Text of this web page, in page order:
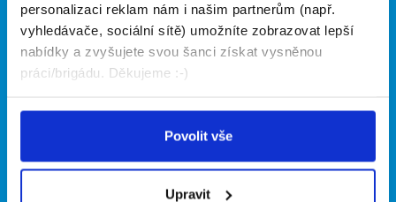
personalizaci reklam nám i našim partnerům (např.
vyhledávače, sociální sítě) umožníte zobrazovat lepší
nabídky a zvyšujete svou šanci získat vysněnou
práci/brigádu. Děkujeme :-)
Povolit vše
Upravit
Články
Hledané brigády
Vložit inzerát
Ceník
Propagace
O portálu
O nás
Naše další projekty
Fajn brigády